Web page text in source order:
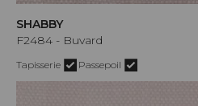
SHABBY
F2484 - Buvard
Tapisserie Passepoil